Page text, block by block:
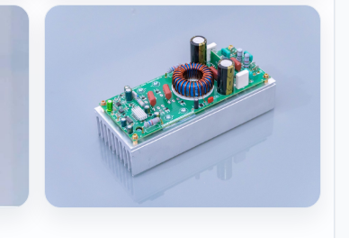
BLM-990
Stereo Balanced Inputs with Limiter BLM-
ไม่ว่าสัญญาณเข้าจะมาแรงแค่ไหน สัญญาณออก
จะไม่เกินค่าที่ตั้งไว้ ช่วยป้องกันลำโพงเสียหายจาก
การขับเกินกำลัง